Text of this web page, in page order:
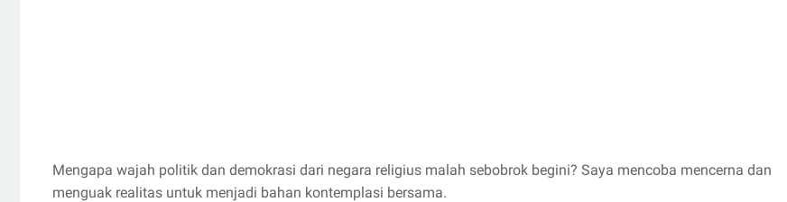
Mengapa wajah politik dan demokrasi dari negara religius malah sebobrok begini? Saya mencoba mencerna dan
menguak realitas untuk menjadi bahan kontemplasi bersama.